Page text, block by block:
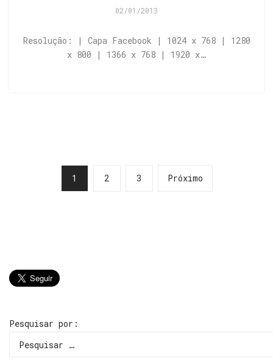
02/01/2013
Resolução: | Capa Facebook | 1024 x 768 | 1280
x 800 | 1366 x 768 | 1920 x…
1 2 3 Próximo
Pesquisar por: